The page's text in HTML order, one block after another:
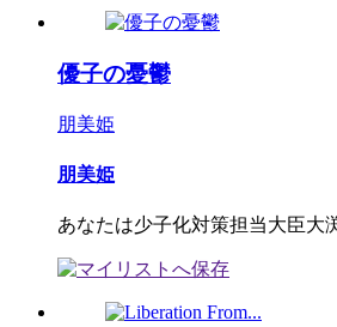
優子の憂鬱
朋美姫
朋美姫
あなたは少子化対策担当大臣大